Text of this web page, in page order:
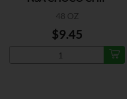
48 OZ
$9.45